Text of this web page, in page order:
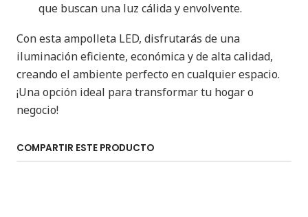
que buscan una luz cálida y envolvente.
Con esta ampolleta LED, disfrutarás de una
iluminación eficiente, económica y de alta calidad,
creando el ambiente perfecto en cualquier espacio.
¡Una opción ideal para transformar tu hogar o
negocio!
COMPARTIR ESTE PRODUCTO